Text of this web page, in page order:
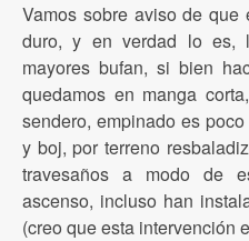
Vamos sobre aviso de
duro, y en verdad lo es,
mayores bufan, si bien
quedamos en manga
sendero, empinado es
y boj, por terreno
travesaños a modo de
ascenso, incluso han
(creo que esta intervención